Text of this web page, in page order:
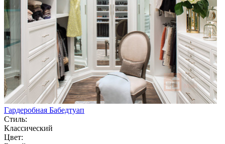
Гардеробная Бабедтуап
Стиль:
Классический
Цвет: